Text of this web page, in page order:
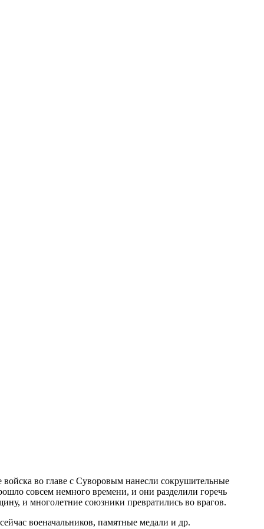
во главе с Суворовым нанесли сокрушительные
совсем немного времени, и они разделили горечь
и многолетние союзники превратились во врагов.
военачальников, памятные медали и др.